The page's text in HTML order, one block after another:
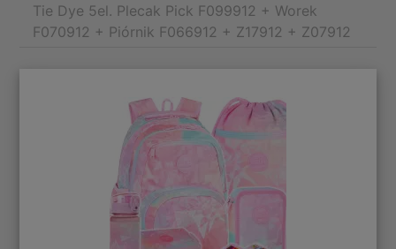
Tie Dye 5el. Plecak Pick F099912 + Worek
F070912 + Piórnik F066912 + Z17912 + Z07912